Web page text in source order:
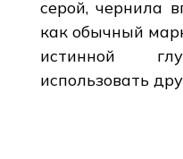
серой, чернила
как обычный
истинной
использовать